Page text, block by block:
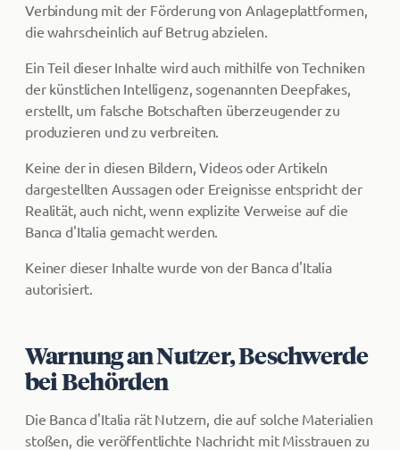
Verbindung mit der Förderung von Anlageplattformen,
die wahrscheinlich auf Betrug abzielen.
Ein Teil dieser Inhalte wird auch mithilfe von Techniken
der künstlichen Intelligenz, sogenannten Deepfakes,
erstellt, um falsche Botschaften überzeugender zu
produzieren und zu verbreiten.
Keine der in diesen Bildern, Videos oder Artikeln
dargestellten Aussagen oder Ereignisse entspricht der
Realität, auch nicht, wenn explizite Verweise auf die
Banca d'Italia gemacht werden.
Keiner dieser Inhalte wurde von der Banca d'Italia
autorisiert.
Warnung an Nutzer, Beschwerde
bei Behörden
Die Banca d'Italia rät Nutzern, die auf solche Materialien
stoßen, die veröffentlichte Nachricht mit Misstrauen zu